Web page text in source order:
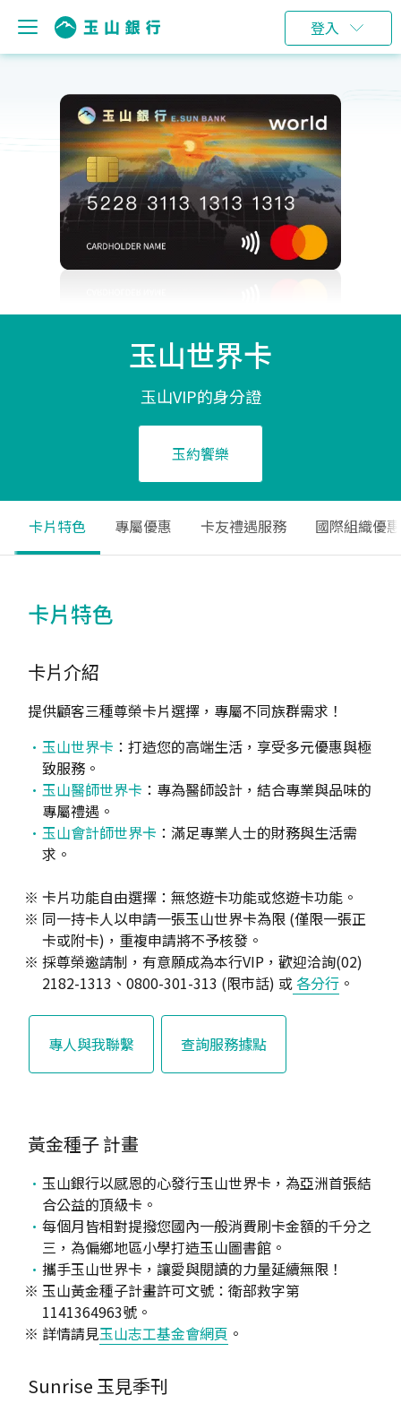
登入
玉山世界卡
玉山VIP的身分證
玉約饗樂
卡片特色 專屬優惠 卡友禮遇服務 國際組織優惠
卡片特色
卡片介紹
提供顧客三種尊榮卡片選擇，專屬不同族群需求！
玉山世界卡 ：打造您的高端生活，享受多元優惠與極
致服務。
玉山醫師世界卡 ：專為醫師設計，結合專業與品味的
專屬禮遇。
玉山會計師世界卡 ：滿足專業人士的財務與生活需
求。
卡片功能自由選擇：無悠遊卡功能或悠遊卡功能。
同一持卡人以申請一張玉山世界卡為限 (僅限一張正
卡或附卡)，重複申請將不予核發。
採尊榮邀請制，有意願成為本行VIP，歡迎洽詢(02)
2182-1313、0800-301-313 (限市話) 或各分行 。
專人與我聯繫 查詢服務據點
黃金種子計畫
玉山銀行以感恩的心發行玉山世界卡，為亞洲首張結
合公益的頂級卡。
每個月皆相對提撥您國內一般消費刷卡金額的千分之
三，為偏鄉地區小學打造玉山圖書館。
攜手玉山世界卡，讓愛與閱讀的力量延續無限！
玉山黃金種子計畫許可文號：衛部救字第
1141364963號。
詳情請見玉山志工基金會網頁 。
Sunrise 玉見季刊